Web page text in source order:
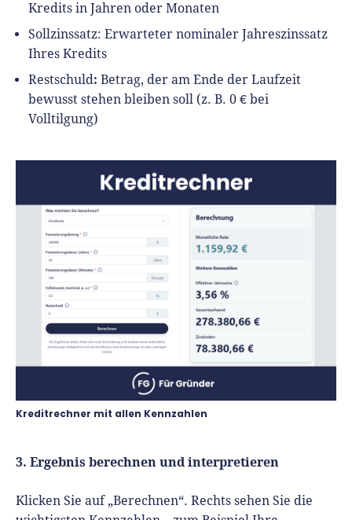
Kredits in Jahren oder Monaten
Sollzinssatz: Erwarteter nominaler Jahreszinssatz
Ihres Kredits
Restschuld: Betrag, der am Ende der Laufzeit
bewusst stehen bleiben soll (z. B. 0 € bei
Volltilgung)
Kreditrechner mit allen Kennzahlen
3. Ergebnis berechnen und interpretieren
Klicken Sie auf „Berechnen“. Rechts sehen Sie die